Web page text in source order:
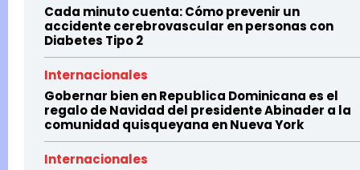
Cada minuto cuenta: Cómo prevenir un
accidente cerebrovascular en personas con
Diabetes Tipo 2
Internacionales
Gobernar bien en Republica Dominicana es el
regalo de Navidad del presidente Abinader a la
comunidad quisqueyana en Nueva York
Internacionales